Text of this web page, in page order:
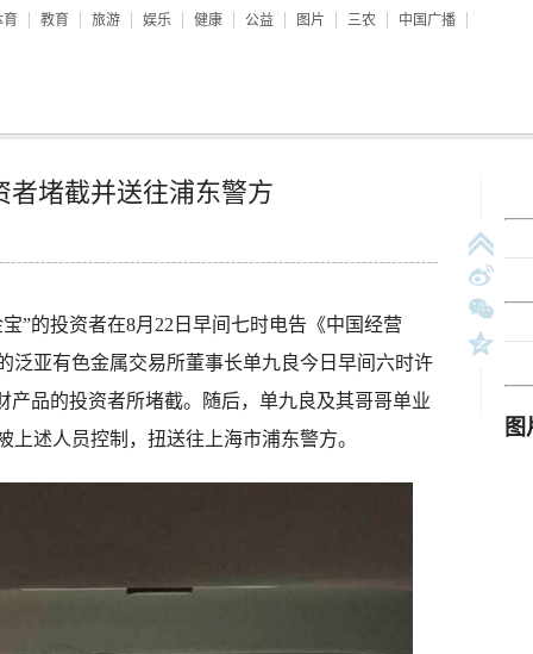
育 教育 旅游 娱乐 健康 公益 图片 三农 中国广播
堵截并送往浦东警方
的投资者在8月22日早间七时电告《中国经营
泛亚有色金属交易所董事长单九良今日早间六时许
产品的投资者所堵截。随后，单九良及其哥哥单业
述人员控制，扭送往上海市浦东警方。